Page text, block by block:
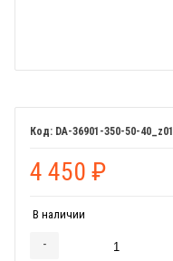
DA-36901-350-50-40_z01
4 450 ₽
В наличии
-